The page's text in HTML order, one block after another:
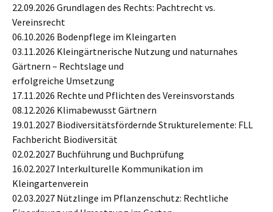
22.09.2026 Grundlagen des Rechts: Pachtrecht vs.
Vereinsrecht
06.10.2026 Bodenpflege im Kleingarten
03.11.2026 Kleingärtnerische Nutzung und naturnahes
Gärtnern – Rechtslage und
erfolgreiche Umsetzung
17.11.2026 Rechte und Pflichten des Vereinsvorstands
08.12.2026 Klimabewusst Gärtnern
19.01.2027 Biodiversitätsfördernde Strukturelemente: FLL
Fachbericht Biodiversität
02.02.2027 Buchführung und Buchprüfung
16.02.2027 Interkulturelle Kommunikation im
Kleingartenverein
02.03.2027 Nützlinge im Pflanzenschutz: Rechtliche